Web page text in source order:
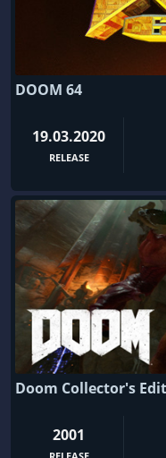
DOOM 64
19.03.2020
RELEASE
Doom Collector's
2001